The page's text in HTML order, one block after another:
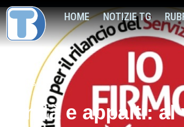
HOME NOTIZIE TG
Notizie TG
Sanità e appalti: